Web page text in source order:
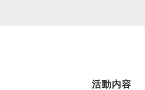
活動内容